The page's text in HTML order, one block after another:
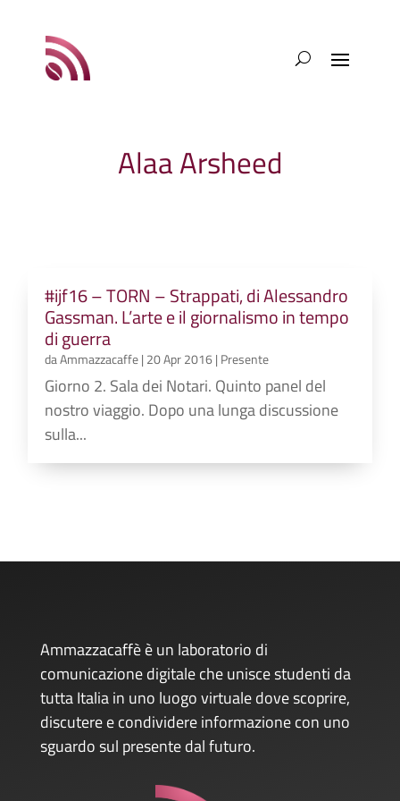
Alaa Arsheed
#ijf16 – TORN – Strappati, di Alessandro
Gassman. L’arte e il giornalismo in tempo
di guerra
daAmmazzacaffe| 20 Apr 2016| Presente
Giorno 2. Sala dei Notari. Quinto panel del
nostro viaggio. Dopo una lunga discussione
sulla...
Ammazzacaffè è un laboratorio di
comunicazione digitale che unisce studenti da
tutta Italia in uno luogo virtuale dove scoprire,
discutere e condividere informazione con uno
sguardo sul presente dal futuro.